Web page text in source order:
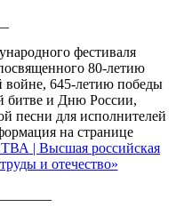
фестиваля
80-летию
войне, 645-летию победы
битве и Дню России,
песни для исполнителей
на странице
| Высшая российская
и отечество»